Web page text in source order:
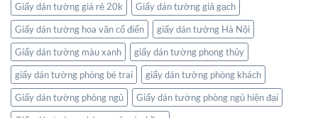
Giấy dán tường giá rẻ 20k
Giấy dán tường giả gạch
Giấy dán tường hoa văn cổ điển
giấy dán tường Hà Nội
Giấy dán tường màu xanh
giấy dán tường phong thủy
giấy dán tường phòng bé trai
giấy dán tường phòng khách
Giấy dán tường phòng ngủ
Giấy dán tường phòng ngủ hiện đại